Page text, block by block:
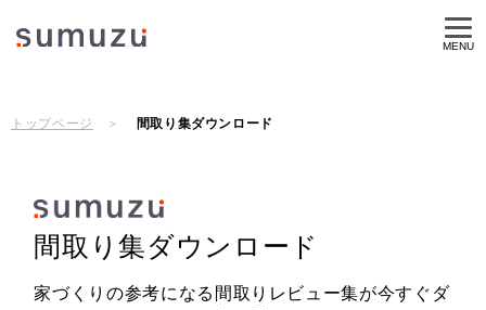
MENU
トップページ 間取り集ダウンロード
間取り集ダウンロード
家づくりの参考になる間取りレビュー集が今すぐダ